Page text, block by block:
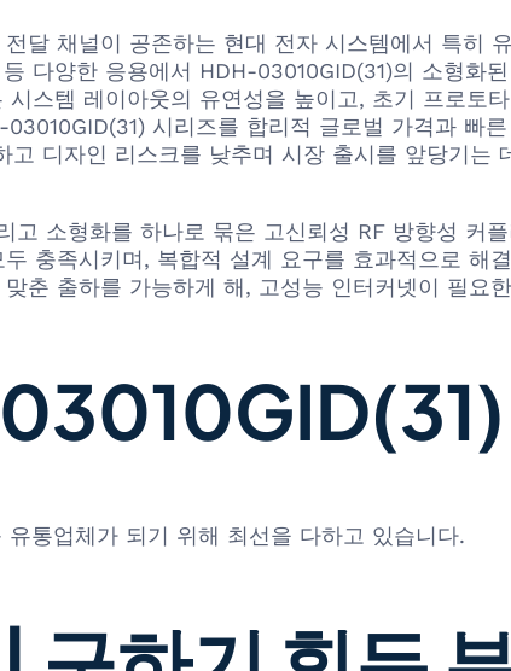
달 채널이 공존하는 현대 전자 시스템에서 특히
다양한 응용에서 HDH-03010GID(31)의 소형화
스템 레이아웃의 유연성을 높이고, 초기 프로토
시리즈를 합리적 글로벌 가격과 빠
디자인 리스크를 낮추며 시장 출시를 앞당기는
고 소형화를 하나로 묶은 고신뢰성 RF 방향성 커
충족시키며, 복합적 설계 요구를 효과적으로
춘 출하를 가능하게 해, 고성능 인터커넷이 필요
통업체가 되기 위해 최선을 다하고 있습니다.